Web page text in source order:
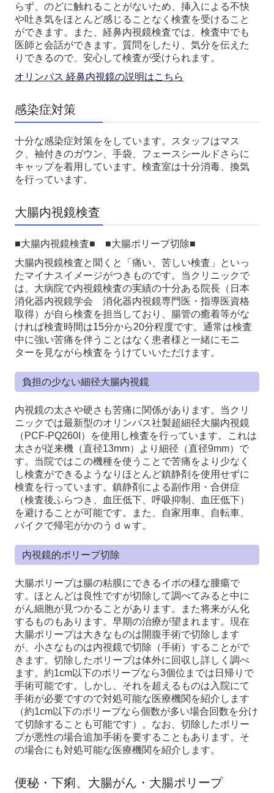
らず、のどに触れることがないため、挿入による不快
や吐き気をほとんど感じることなく検査を受けること
ができます。また、経鼻内視鏡検査では、検査中でも
医師と会話ができます。質問をしたり、気分を伝えた
りできるので、安心して検査が受けられます。
オリンパス 経鼻内視鏡の説明はこちら
感染症対策
十分な感染症対策ををしています。スタッフはマス
ク、袖付きのガウン、手袋、フェースシールドさらに
キャップを着用しています。検査室は十分消毒、換気
を行っています。
大腸内視鏡検査
■大腸内視鏡検査■ ■大腸ポリープ切除■
大腸内視鏡検査と聞くと「痛い、苦しい検査」といっ
たマイナスイメージがつきものです。当クリニックで
は、大病院で内視鏡検査の実績の十分ある院長（日本
消化器内視鏡学会 消化器内視鏡専門医・指導医資格
取得）が自ら検査を担当しており、腸管の癒着等がな
ければ検査時間は15分から20分程度です。通常は検査
中に強い苦痛を伴うことはなく患者様と一緒にモニ
ターを見ながら検査をうけていいただけます。
負担の少ない細径大腸内視鏡
内視鏡の太さや硬さも苦痛に関係があります。当クリ
ニックでは最新型のオリンパス社製超細径大腸内視鏡
（PCF-PQ260I）を使用し検査を行っています。これは
太さが従来機（直径13mm）より細径（直径9mm）で
す。当院ではこの機種を使うことで苦痛をより少なく
し検査ができるようなりほとんど鎮静剤を使用せずに
検査を行っています。鎮静剤による副作用・合併症
（検査後ふらつき、血圧低下、呼吸抑制、血圧低下）
を避けることが可能です。また、自家用車、自転車、
バイクで帰宅がかのうｄｗす。
内視鏡的ポリープ切除
大腸ポリープは腸の粘膜にできるイボの様な腫瘍で
す。ほとんどは良性ですが切除して調べてみると中に
がん細胞が見つかることがあります。また将来がん化
するものもあります。早期の治療が望まれます。現在
大腸ポリープは大きなものは開腹手術で切除します
が、小さなものは内視鏡で切除（手術）することがで
きます。切除したポリープは体外に回収し詳しく調べ
ます。約1cm以下のポリープなら3個位までは日帰りで
手術可能です。しかし、それを超えるものは入院にて
手術が必要ですので対処可能な医療機関を紹介します
（約1cm以下のポリープなら個数が多い場合回数を分け
て切除することも可能です）。なお、切除したポリー
プが悪性の場合追加手術を要することもあります。そ
の場合にも対処可能な医療機関を紹介します。
便秘・下痢、大腸がん・大腸ポリープ